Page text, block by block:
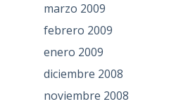
marzo 2009
febrero 2009
enero 2009
diciembre 2008
noviembre 2008